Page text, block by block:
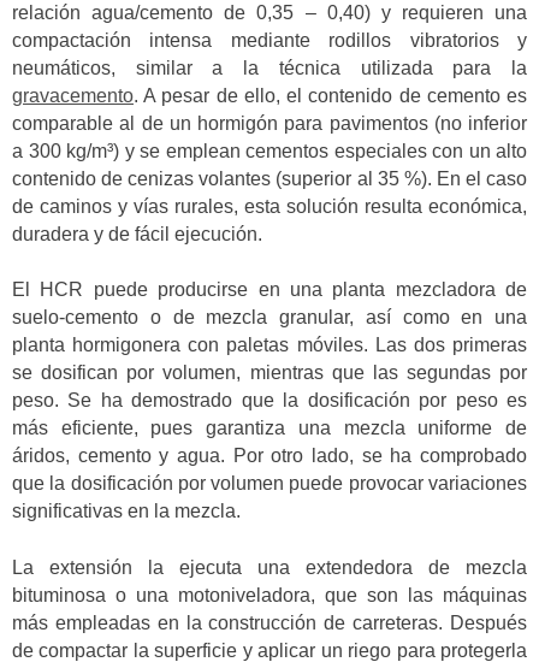
relación agua/cemento de 0,35 – 0,40) y requieren una
compactación intensa mediante rodillos vibratorios y
neumáticos, similar a la técnica utilizada para la
gravacemento. A pesar de ello, el contenido de cemento es
comparable al de un hormigón para pavimentos (no inferior
a 300 kg/m³) y se emplean cementos especiales con un alto
contenido de cenizas volantes (superior al 35 %). En el caso
de caminos y vías rurales, esta solución resulta económica,
duradera y de fácil ejecución.
El HCR puede producirse en una planta mezcladora de
suelo-cemento o de mezcla granular, así como en una
planta hormigonera con paletas móviles. Las dos primeras
se dosifican por volumen, mientras que las segundas por
peso. Se ha demostrado que la dosificación por peso es
más eficiente, pues garantiza una mezcla uniforme de
áridos, cemento y agua. Por otro lado, se ha comprobado
que la dosificación por volumen puede provocar variaciones
significativas en la mezcla.
La extensión la ejecuta una extendedora de mezcla
bituminosa o una motoniveladora, que son las máquinas
más empleadas en la construcción de carreteras. Después
de compactar la superficie y aplicar un riego para protegerla